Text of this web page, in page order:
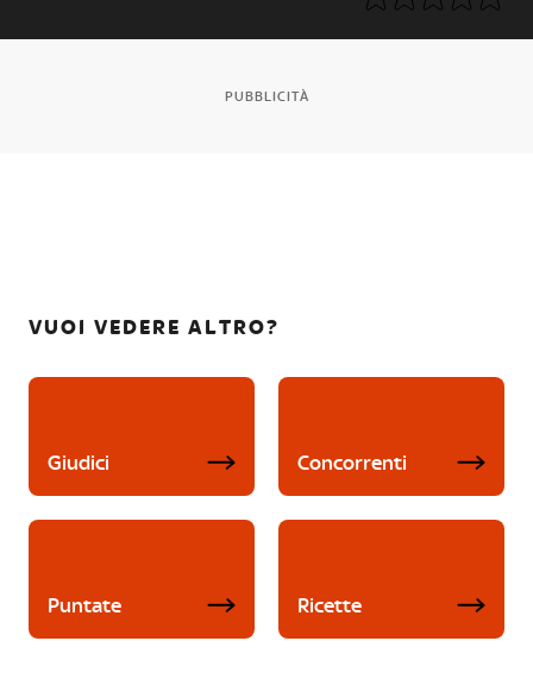
PUBBLICITÀ
VUOI VEDERE ALTRO?
Giudici Concorrenti
Puntate Ricette